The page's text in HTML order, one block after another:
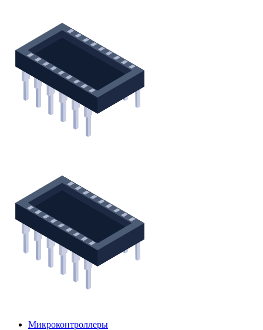
Микроконтроллеры